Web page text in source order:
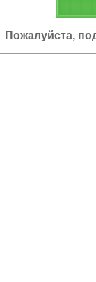
Пожалуйста,